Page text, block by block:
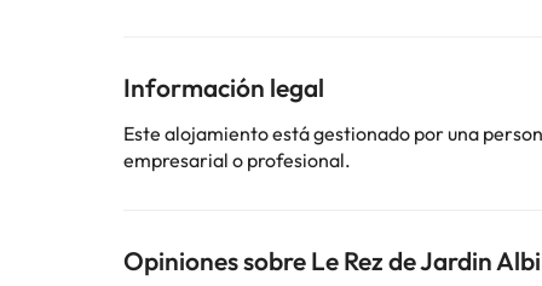
cambios por parte del alojamiento. Si tienes dudas,
Información legal
Este alojamiento está gestionado por una
empresarial o profesional.
Opiniones sobre Le Rez de Jardin Albi